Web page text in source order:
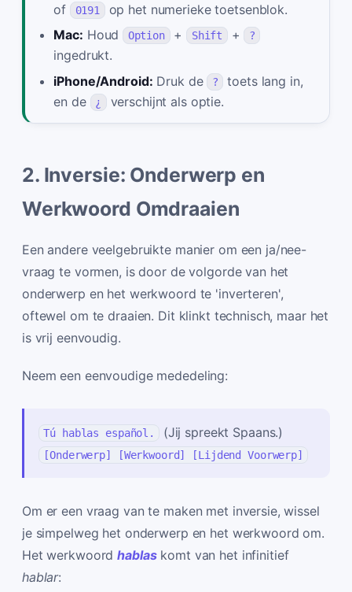
of 0191 op het numerieke toetsenblok.
Mac: Houd Option + Shift + ?
ingedrukt.
iPhone/Android: Druk de ?
toets lang in,
en de
¿ verschijnt als optie.
2. Inversie: Onderwerp en
Werkwoord Omdraaien
Een andere veelgebruikte manier om een ja/nee-
vraag te vormen, is door de volgorde van het
onderwerp en het werkwoord te 'inverteren',
oftewel om te draaien. Dit klinkt technisch, maar het
is vrij eenvoudig.
Neem een eenvoudige mededeling:
Tú hablas español. (Jij spreekt Spaans.)
[Onderwerp] [Werkwoord] [Lijdend Voorwerp]
Om er een vraag van te maken met inversie, wissel
je simpelweg het onderwerp en het werkwoord om.
Het werkwoordhablaskomt van het infinitief
hablar: